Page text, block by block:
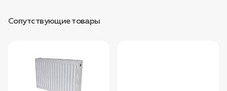
Сопутствующие товары